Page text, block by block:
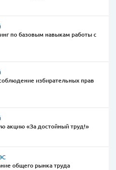
по базовым навыкам работы с
избирательных прав
акцию «За достойный труд!»
общего рынка труда